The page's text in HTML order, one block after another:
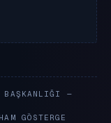
—
GÖSTERGE